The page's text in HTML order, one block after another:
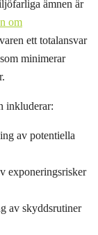
ämnen är
om
ett totalansvar
minimerar
inkluderar:
av potentiella
exponeringsrisker
av skyddsrutiner